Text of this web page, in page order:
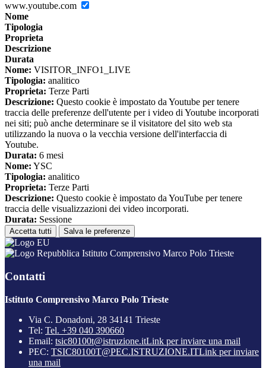
www.youtube.com
Nome
Tipologia
Proprieta
Descrizione
Durata
Nome: VISITOR_INFO1_LIVE
Tipologia: analitico
Proprieta: Terze Parti
Descrizione: Questo cookie è impostato da Youtube per tenere
traccia delle preferenze dell'utente per i video di Youtube incorporati
nei siti; può anche determinare se il visitatore del sito web sta
utilizzando la nuova o la vecchia versione dell'interfaccia di
Youtube.
Durata: 6 mesi
Nome: YSC
Tipologia: analitico
Proprieta: Terze Parti
Descrizione: Questo cookie è impostato da YouTube per tenere
traccia delle visualizzazioni dei video incorporati.
Durata: Sessione
Accetta tutti Salva le preferenze
Istituto Comprensivo Marco Polo Trieste
Contatti
Istituto Comprensivo Marco Polo Trieste
Via C. Donadoni, 28 34141 Trieste
Tel: Tel. +39 040 390660
Email: tsic80100t@istruzione.itLink per inviare una mail
PEC: TSIC80100T@PEC.ISTRUZIONE.ITLink per inviare
una mail